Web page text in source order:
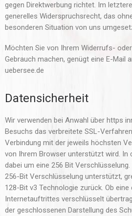
gegen Direktwerbung richtet. Im
generelles Widerspruchsrecht, das
besonderen Situation von uns
Möchten Sie von Ihrem Widerrufs-
Gebrauch machen, genügt eine E-Mail
uebersee.de
Datensicherheit
Wir verwenden bei Anwahl über https
Besuchs das verbreitete SSL-
Verbindung mit der jeweils höchsten
von Ihrem Browser unterstützt wird. In
dabei um eine 256 Bit
256-Bit Verschlüsselung unterstützt,
128-Bit v3 Technologie zurück. Ob
Internetauftrittes verschlüsselt
der geschlossenen Darstellung des